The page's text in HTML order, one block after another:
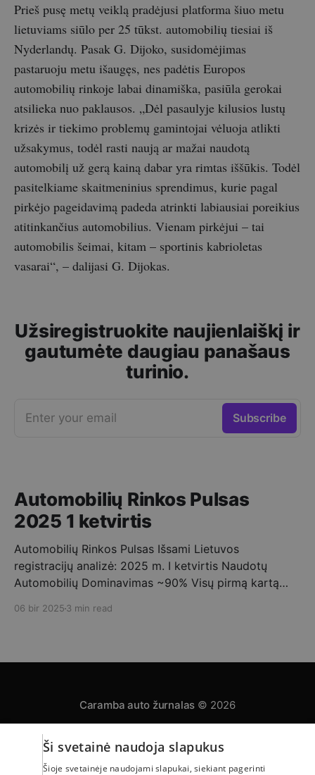
Prieš pusę metų veiklą pradėjusi platforma šiuo metu
lietuviams siūlo per 25 tūkst. automobilių tiesiai iš
Nyderlandų. Pasak G. Dijoko, susidomėjimas
pastaruoju metu išaugęs, nes padėtis Europos
automobilių rinkoje labai dinamiška, pasiūla gerokai
atsilieka nuo paklausos. „Dėl pasaulyje kilusios lustų
krizės ir tiekimo problemų gamintojai vėluoja atlikti
užsakymus, todėl rasti naują ar mažai naudotą
automobilį už gerą kainą dabar yra rimtas iššūkis. Todėl
pasitelkiame skaitmeninius sprendimus, kurie pagal
pirkėjo pageidavimą padeda atrinkti labiausiai poreikius
atitinkančius automobilius. Vienam pirkėjui – tai
automobilis šeimai, kitam – sportinis kabrioletas
vasarai“, – dalijasi G. Dijokas.
Užsiregistruokite naujienlaiškį ir
gautumėte daugiau panašaus
turinio.
Enter your email Subscribe
Automobilių Rinkos Pulsas
2025 1 ketvirtis
Automobilių Rinkos Pulsas Išsami Lietuvos
registracijų analizė: 2025 m. I ketvirtis Naudotų
Automobilių Dominavimas ~90% Visų pirmą kartą
06 bir 2025 3 min read
Caramba auto žurnalas © 2026
Privatumo politika Automobilų skelbimai
Ši svetainė naudoja slapukus
Šioje svetainėje naudojami slapukai, siekiant pagerinti